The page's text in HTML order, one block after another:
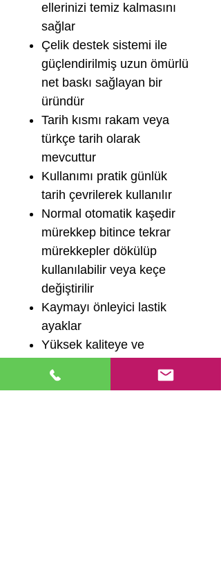
ellerinizi temiz kalmasını
sağlar
Çelik destek sistemi ile
güçlendirilmiş uzun ömürlü
net baskı sağlayan bir
üründür
Tarih kısmı rakam veya
türkçe tarih olarak
mevcuttur
Kullanımı pratik günlük
tarih çevrilerek kullanılır
Normal otomatik kaşedir
mürekkep bitince tekrar
mürekkepler dökülüp
kullanılabilir veya keçe
değiştirilir
Kaymayı önleyici lastik
ayaklar
Yüksek kaliteye ve
sahiptir.